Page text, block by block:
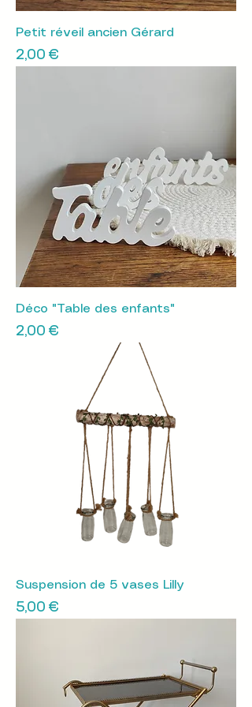
Petit réveil ancien Gérard
Prix
2,00 €
Déco "Table des enfants"
Prix
2,00 €
Suspension de 5 vases Lilly
Prix
5,00 €